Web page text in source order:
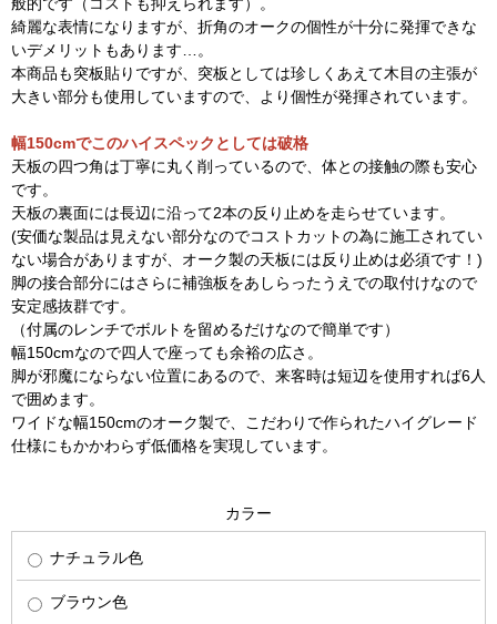
綺麗な表情になりますが、折角のオークの個性が十分に発揮できな
いデメリットもあります…。
本商品も突板貼りですが、突板としては珍しくあえて木目の主張が
大きい部分も使用していますので、より個性が発揮されています。
幅150cmでこのハイスペックとしては破格
天板の四つ角は丁寧に丸く削っているので、体との接触の際も安心
です。
天板の裏面には長辺に沿って2本の反り止めを走らせています。
(安価な製品は見えない部分なのでコストカットの為に施工されてい
ない場合がありますが、オーク製の天板には反り止めは必須です！)
脚の接合部分にはさらに補強板をあしらったうえでの取付けなので
安定感抜群です。
（付属のレンチでボルトを留めるだけなので簡単です）
幅150cmなので四人で座っても余裕の広さ。
脚が邪魔にならない位置にあるので、来客時は短辺を使用すれば6人
で囲めます。
ワイドな幅150cmのオーク製で、こだわりで作られたハイグレード
仕様にもかかわらず低価格を実現しています。
カラー
ナチュラル色
ブラウン色